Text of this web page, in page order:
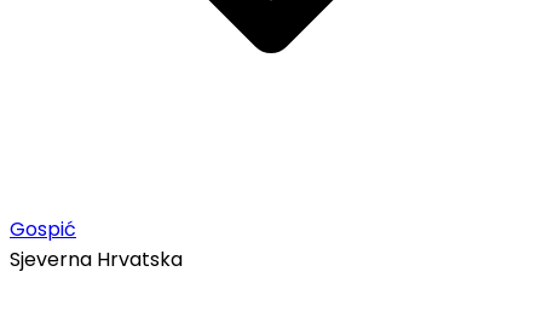
Gospić
Sjeverna Hrvatska